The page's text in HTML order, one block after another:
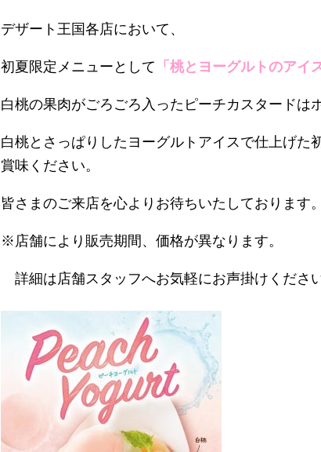
デザート王国各店において、
初夏限定メニューとして 「桃とヨーグルトのアイ
白桃の果肉がごろごろ入ったピーチカスタードは
白桃とさっぱりしたヨーグルトアイスで仕上げた
賞味ください。
皆さまのご来店を心よりお待ちいたしております。
※店舗により販売期間、価格が異なります。
詳細は店舗スタッフへお気軽にお声掛けください